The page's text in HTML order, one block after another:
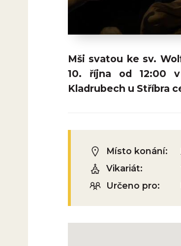
Mši svatou ke sv.
10. října od 12:00
Kladrubech u Stříbra
Místo konání:
Vikariát:
Určeno pro: